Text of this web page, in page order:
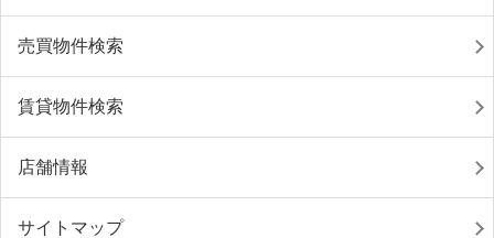
売買物件検索
賃貸物件検索
店舗情報
サイトマップ